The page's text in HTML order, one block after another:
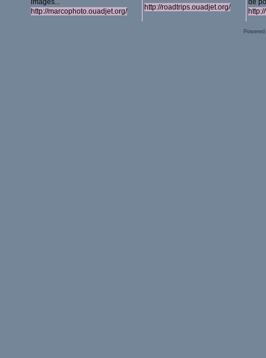
images...
http://marcophoto.ouadjet.org/
http://roadtrips.ouadjet.org/
de